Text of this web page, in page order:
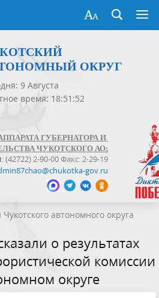
ОКРУГ
9 Августа
время: 18:51:52
ГУБЕРНАТОРА И
ЧУКОТСКОГО АО:
: (42722) 2-90-00 Факс: 2-29-19
gov.ru
Чукотского автономного округа
о результатах
комиссии
округе